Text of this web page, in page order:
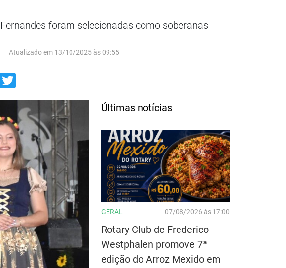
foram selecionadas como soberanas
Atualizado em 13/10/2025 às 09:55
Email
Últimas notícias
GERAL 07/08/2026 às 17:00
Rotary Club de Frederico
Westphalen promove 7ª
edição do Arroz Mexido em